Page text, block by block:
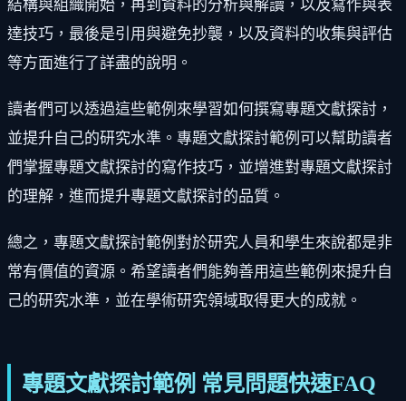
結構與組織開始，再到資料的分析與解讀，以及寫作與表
達技巧，最後是引用與避免抄襲，以及資料的收集與評估
等方面進行了詳盡的說明。
讀者們可以透過這些範例來學習如何撰寫專題文獻探討，
並提升自己的研究水準。專題文獻探討範例可以幫助讀者
們掌握專題文獻探討的寫作技巧，並增進對專題文獻探討
的理解，進而提升專題文獻探討的品質。
總之，專題文獻探討範例對於研究人員和學生來說都是非
常有價值的資源。希望讀者們能夠善用這些範例來提升自
己的研究水準，並在學術研究領域取得更大的成就。
專題文獻探討範例 常見問題快速FAQ